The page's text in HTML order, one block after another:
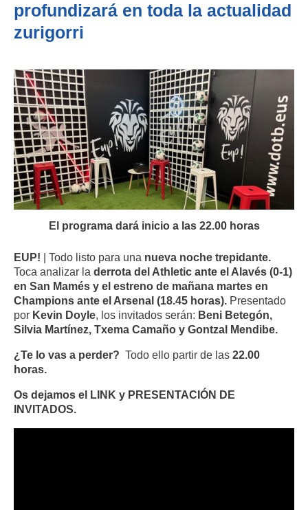
profundizará en toda la actualidad
zurigorri
El programa dará inicio a las 22.00 horas
EUP! | Todo listo para una nueva noche trepidante.
Toca analizar la derrota del Athletic ante el Alavés (0-1)
en San Mamés y el estreno de mañana martes en
Champions ante el Arsenal (18.45 horas). Presentado
por Kevin Doyle, los invitados serán: Beni Betegón,
Silvia Martínez, Txema Camaño y Gontzal Mendibe.
¿Te lo vas a perder? Todo ello partir de las 22.00
horas.
Os dejamos el LINK y PRESENTACIÓN DE
INVITADOS.